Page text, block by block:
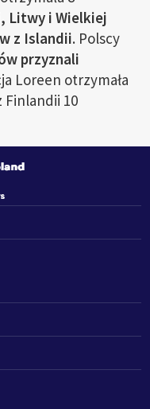
Litwy i Wielkiej
z Islandii. Polscy
przyznali
Loreen otrzymała
Finlandii 10